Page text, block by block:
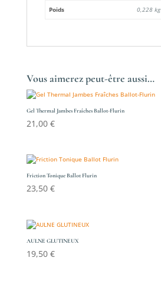
Poids 0,228 kg
Vous aimerez peut-être aussi…
Gel Thermal Jambes Fraîches Ballot-Flurin
21,00 €
Friction Tonique Ballot Flurin
23,50 €
AULNE GLUTINEUX
19,50 €